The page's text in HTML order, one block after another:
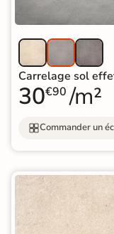
Carrelage sol
30€90 /m²
Commander un